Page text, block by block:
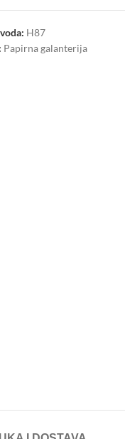
H87
Papirna galanterija